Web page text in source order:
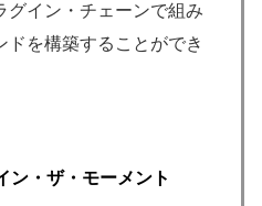
グイン・チェーンで組み
を構築することができ
ン・ザ・モーメント